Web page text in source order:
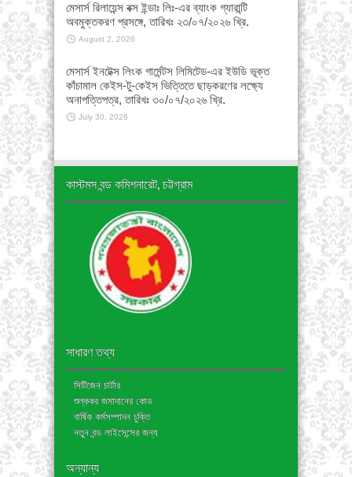
মেসার্স রিলায়েন্স বক্স ইন্ডাঃ লিঃ-এর ব্যাংক গ্যারান্টি
অবমুক্তকরণ প্রসঙ্গে, তারিখঃ ২৩/০৭/২০২৬ খ্রি.
August 2, 2026
মেসার্স ইনটেক্স লিংক গার্মেন্টস লিমিটেড-এর ইউডি ভূক্ত
কাঁচামাল কেইস-টু-কেইস ভিত্তিতে ছাড়করণের লক্ষ্যে
অনাপত্তিপত্র, তারিখঃ ৩০/০৭/২০২৬ খ্রি.
July 30, 2026
কাস্টমস বন্ড কমিশনারেট, চট্টগ্রাম
সাধারণ তথ্য
সিটিজেন চার্টার
শুল্ককর জমাদানের কোড
বার্ষিক কর্মসম্পাদন চুক্তি
নতুন বন্ড লাইসেন্সের জন্য
অন্যান্য